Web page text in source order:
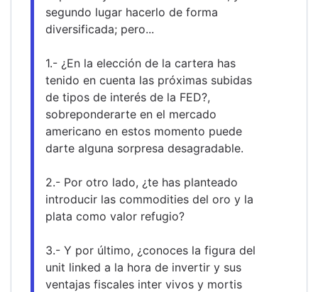
segundo lugar hacerlo de forma
diversificada; pero...
1.- ¿En la elección de la cartera has
tenido en cuenta las próximas subidas
de tipos de interés de la FED?,
sobreponderarte en el mercado
americano en estos momento puede
darte alguna sorpresa desagradable.
2.- Por otro lado, ¿te has planteado
introducir las commodities del oro y la
plata como valor refugio?
3.- Y por último, ¿conoces la figura del
unit linked a la hora de invertir y sus
ventajas fiscales inter vivos y mortis